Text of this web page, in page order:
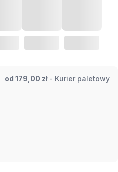
20
od 179,00 zł - Kurier paletowy